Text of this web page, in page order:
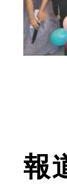
報